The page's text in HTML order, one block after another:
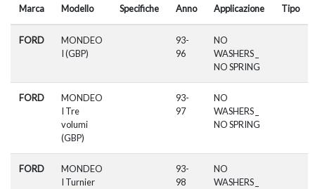
Marca Modello Specifiche Anno Applicazione Tipo
FORD
MONDEO
I (GBP)
93-
96
NO
WASHERS _
NO SPRING
FORD
MONDEO
I Tre
volumi
(GBP)
93-
97
NO
WASHERS _
NO SPRING
FORD
MONDEO
I Turnier
93-
98
NO
WASHERS _